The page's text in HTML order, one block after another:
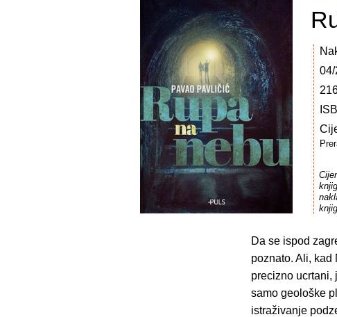
04/
Da se ispod
poznato. Ali,
precizno ucrtani,
samo geološke
istraživanje